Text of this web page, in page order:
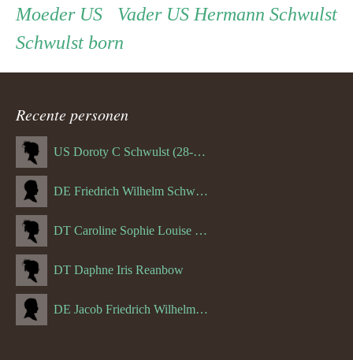
Persoon
ouder
navigatie
Vader Vader
US Hermann Schwulst
Moeder Moeder
US
Schwulst born
Recente personen
US Doroty C Schwulst (28-12-1919)
DE Friedrich Wilhelm Schwulst
DT Caroline Sophie Louise Schreuder born Schwulst (13-05-1866)
DT Daphne Iris Reanbow
DE Jacob Friedrich Wilhelm Hurth